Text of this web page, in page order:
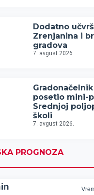
Dodatno
Zrenjanina i
gradova
7. avgust 2026.
posetio mini-
Srednjoj
školi
7. avgust 2026.
PROGNOZA